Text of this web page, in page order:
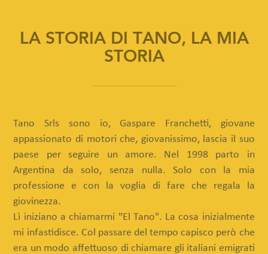
LA STORIA DI TANO, LA MIA
STORIA
Tano Srls sono io, Gaspare Franchetti, giovane
appassionato di motori che, giovanissimo, lascia il suo
paese per seguire un amore. Nel 1998 parto in
Argentina da solo, senza nulla. Solo con la mia
professione e con la voglia di fare che regala la
giovinezza.
Lì iniziano a chiamarmi "El Tano". La cosa inizialmente
mi infastidisce. Col passare del tempo capisco però che
era un modo affettuoso di chiamare gli italiani emigrati